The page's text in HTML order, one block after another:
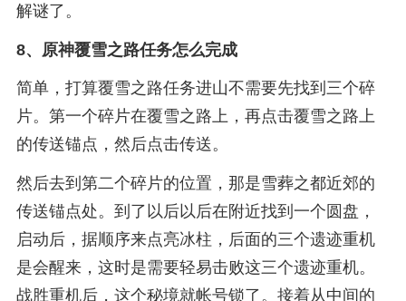
解谜了。
8、 原神覆雪之路任务怎么完成
简单，打算覆雪之路任务进山不需要先找到三个碎
片。第一个碎片在覆雪之路上，再点击覆雪之路上
的传送锚点，然后点击传送。
然后去到第二个碎片的位置，那是雪葬之都近郊的
传送锚点处。到了以后以后在附近找到一个圆盘，
启动后，据顺序来点亮冰柱，后面的三个遗迹重机
是会醒来，这时是需要轻易击败这三个遗迹重机。
战胜重机后，这个秘境就帐号锁了。接着从中间的